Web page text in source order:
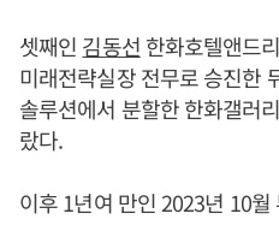
셋째인 김동선 한화호텔앤드
미래전략실장 전무로 승진한
솔루션에서 분할한 한화갤러
랐다.
이후 1년여 만인 2023년 10